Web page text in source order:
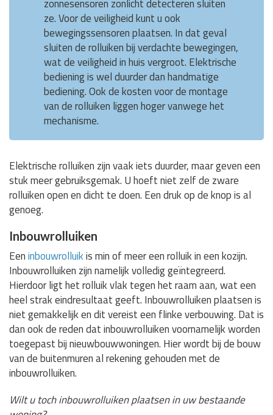
zonnesensoren zonlicht detecteren sluiten
ze. Voor de veiligheid kunt u ook
bewegingssensoren plaatsen. In dat geval
sluiten de rolluiken bij verdachte bewegingen,
wat de veiligheid in huis vergroot. Elektrische
bediening is wel duurder dan handmatige
bediening. Ook de kosten voor de montage
van de rolluiken liggen hoger vanwege het
mechanisme.
Elektrische rolluiken zijn vaak iets duurder, maar geven een
stuk meer gebruiksgemak. U hoeft niet zelf de zware
rolluiken open en dicht te doen. Een druk op de knop is al
genoeg.
Inbouwrolluiken
Eeninbouwrolluikis min of meer een rolluik in een kozijn.
Inbouwrolluiken zijn namelijk volledig geïntegreerd.
Hierdoor ligt het rolluik vlak tegen het raam aan, wat een
heel strak eindresultaat geeft. Inbouwrolluiken plaatsen is
niet gemakkelijk en dit vereist een flinke verbouwing. Dat is
dan ook de reden dat inbouwrolluiken voornamelijk worden
toegepast bij nieuwbouwwoningen. Hier wordt bij de bouw
van de buitenmuren al rekening gehouden met de
inbouwrolluiken.
Wilt u toch inbouwrolluiken plaatsen in uw bestaande